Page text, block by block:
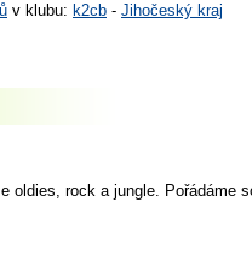
v klubu: k2cb - Jihočeský kraj
oldies, rock a jungle. Pořádáme